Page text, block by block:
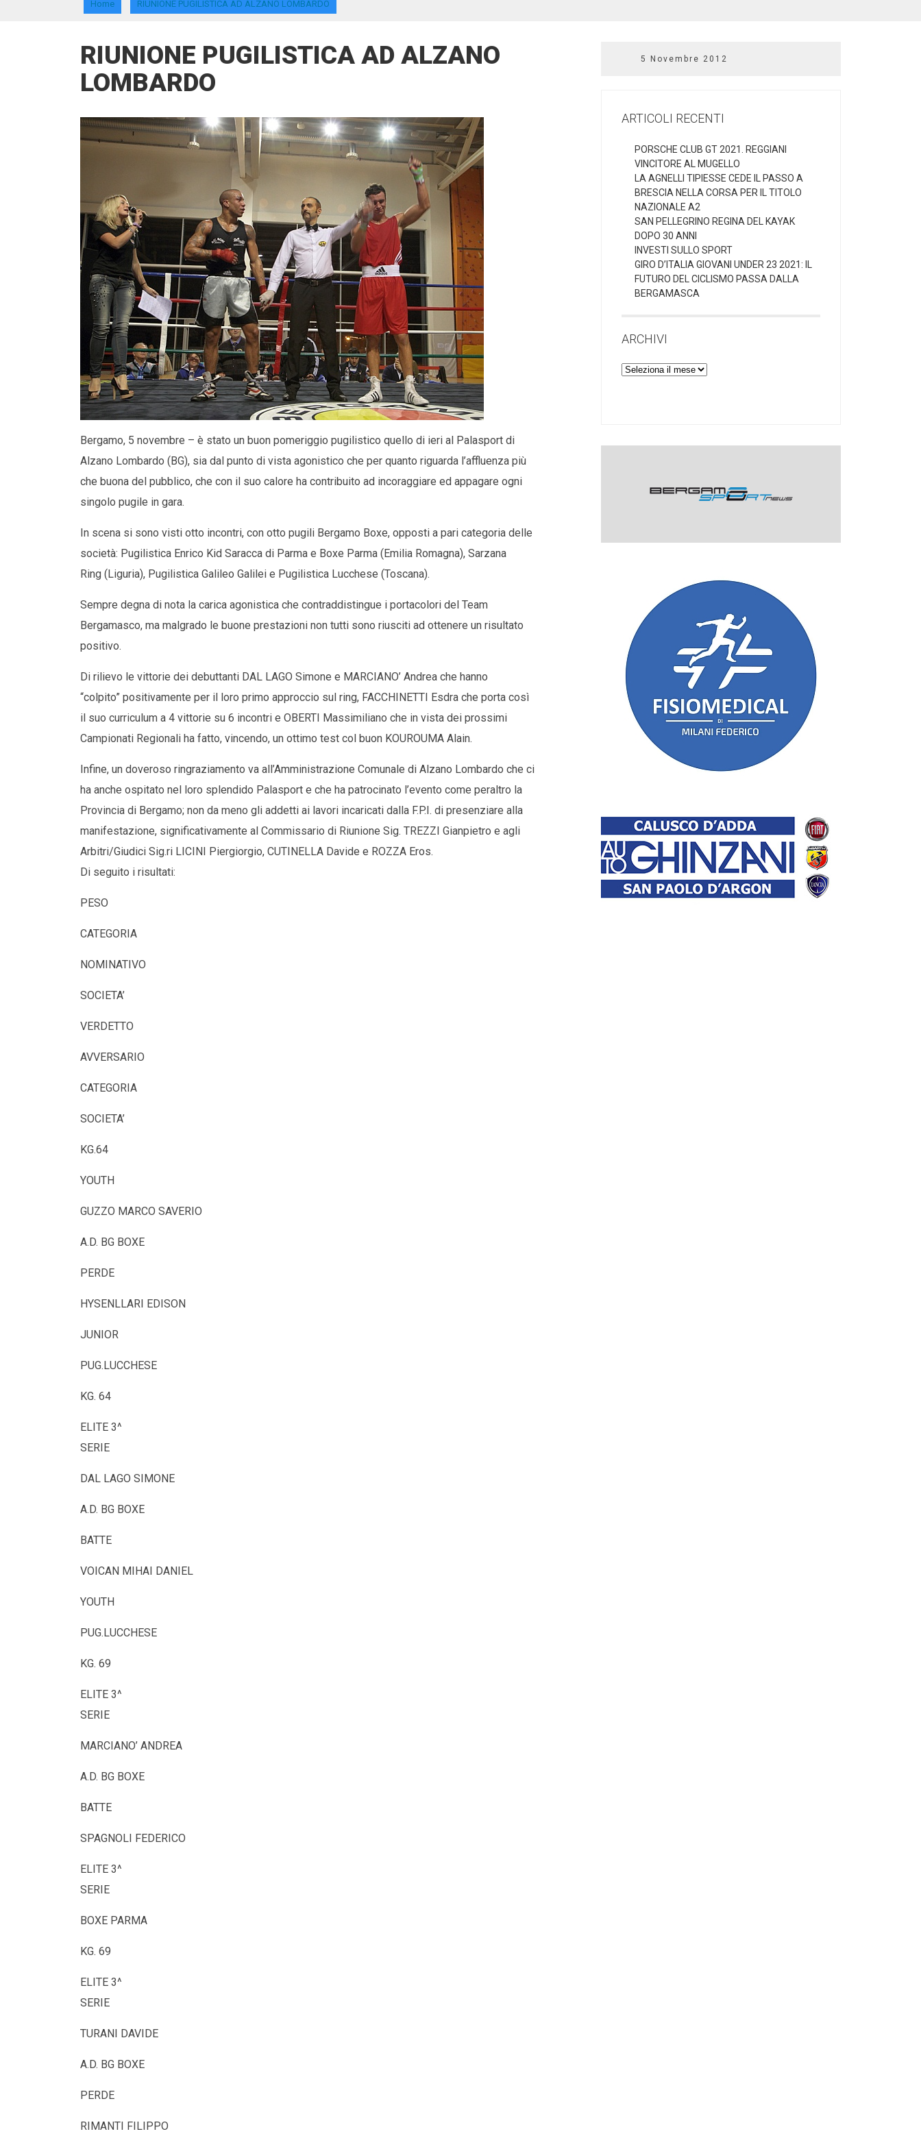
Home RIUNIONE PUGILISTICA AD ALZANO LOMBARDO
RIUNIONE PUGILISTICA AD ALZANO
LOMBARDO
Bergamo, 5 novembre – è stato un buon pomeriggio pugilistico quello di ieri al Palasport di
Alzano Lombardo (BG), sia dal punto di vista agonistico che per quanto riguarda l’affluenza più
che buona del pubblico, che con il suo calore ha contribuito ad incoraggiare ed appagare ogni
singolo pugile in gara.
In scena si sono visti otto incontri, con otto pugili Bergamo Boxe, opposti a pari categoria delle
società: Pugilistica Enrico Kid Saracca di Parma e Boxe Parma (Emilia Romagna), Sarzana
Ring (Liguria), Pugilistica Galileo Galilei e Pugilistica Lucchese (Toscana).
Sempre degna di nota la carica agonistica che contraddistingue i portacolori del Team
Bergamasco, ma malgrado le buone prestazioni non tutti sono riusciti ad ottenere un risultato
positivo.
Di rilievo le vittorie dei debuttanti DAL LAGO Simone e MARCIANO’ Andrea che hanno
“colpito” positivamente per il loro primo approccio sul ring, FACCHINETTI Esdra che porta così
il suo curriculum a 4 vittorie su 6 incontri e OBERTI Massimiliano che in vista dei prossimi
Campionati Regionali ha fatto, vincendo, un ottimo test col buon KOUROUMA Alain.
Infine, un doveroso ringraziamento va all’Amministrazione Comunale di Alzano Lombardo che ci
ha anche ospitato nel loro splendido Palasport e che ha patrocinato l’evento come peraltro la
Provincia di Bergamo; non da meno gli addetti ai lavori incaricati dalla F.P.I. di presenziare alla
manifestazione, significativamente al Commissario di Riunione Sig. TREZZI Gianpietro e agli
Arbitri/Giudici Sig.ri LICINI Piergiorgio, CUTINELLA Davide e ROZZA Eros.
Di seguito i risultati:
PESO
CATEGORIA
NOMINATIVO
SOCIETA’
VERDETTO
AVVERSARIO
CATEGORIA
SOCIETA’
KG.64
YOUTH
GUZZO MARCO SAVERIO
A.D. BG BOXE
PERDE
HYSENLLARI EDISON
JUNIOR
PUG.LUCCHESE
KG. 64
ELITE 3^
SERIE
DAL LAGO SIMONE
A.D. BG BOXE
BATTE
VOICAN MIHAI DANIEL
YOUTH
PUG.LUCCHESE
KG. 69
ELITE 3^
SERIE
MARCIANO’ ANDREA
A.D. BG BOXE
BATTE
SPAGNOLI FEDERICO
ELITE 3^
SERIE
BOXE PARMA
KG. 69
ELITE 3^
SERIE
TURANI DAVIDE
A.D. BG BOXE
PERDE
RIMANTI FILIPPO
5 Novembre 2012
ARTICOLI RECENTI
PORSCHE CLUB GT 2021. REGGIANI
VINCITORE AL MUGELLO
LA AGNELLI TIPIESSE CEDE IL PASSO A
BRESCIA NELLA CORSA PER IL TITOLO
NAZIONALE A2
SAN PELLEGRINO REGINA DEL KAYAK
DOPO 30 ANNI
INVESTI SULLO SPORT
GIRO D’ITALIA GIOVANI UNDER 23 2021: IL
FUTURO DEL CICLISMO PASSA DALLA
BERGAMASCA
ARCHIVI
Archivi